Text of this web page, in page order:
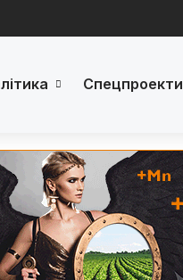
Спецпроекти